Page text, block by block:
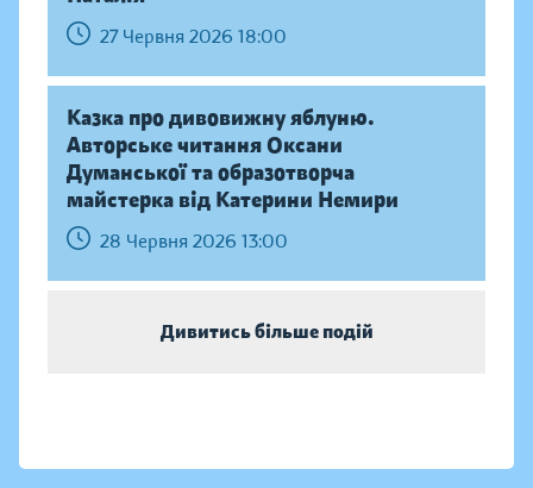
27 Червня 2026 18:00
Казка про дивовижну яблуню.
Авторське читання Оксани
Думанської та образотворча
майстерка від Катерини Немири
28 Червня 2026 13:00
Дивитись більше подій